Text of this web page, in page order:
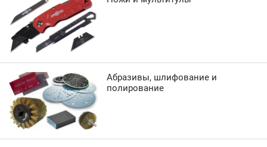
Абразивы, шлифование и
полирование